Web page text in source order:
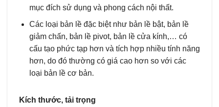
mục đích sử dụng và phong cách nội thất.
Các loại bản lề đặc biệt như bản lề bật, bản lề
giảm chấn, bản lề pivot, bản lề cửa kính,… có
cấu tạo phức tạp hơn và tích hợp nhiều tính năng
hơn, do đó thường có giá cao hơn so với các
loại bản lề cơ bản.
Kích thước, tải trọng